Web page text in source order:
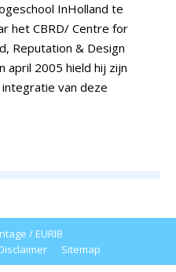
InHolland te
het CBRD/ Centre for
Reputation & Design
april 2005 hield hij zijn
van deze
/ EURIB
Sitemap